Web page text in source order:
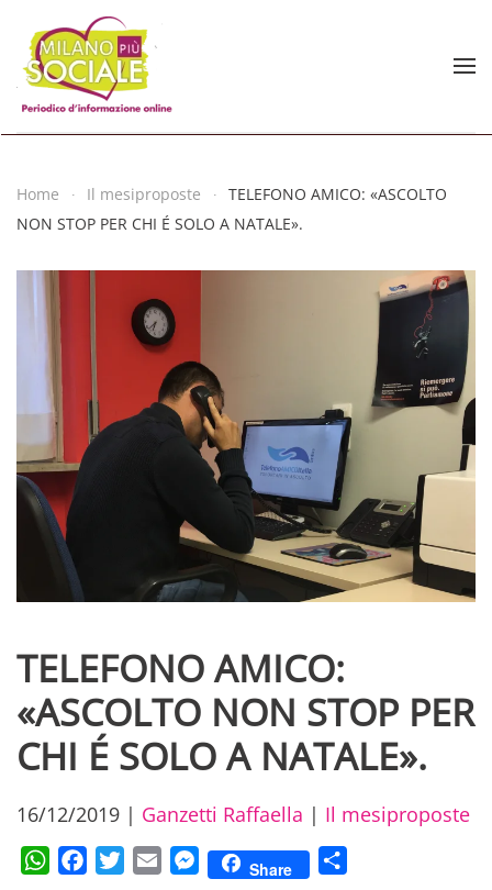
Skip to main content
Home Il mesiproposte
TELEFONO AMICO: «ASCOLTO
NON STOP PER CHI É SOLO A NATALE».
TELEFONO AMICO:
«ASCOLTO NON STOP PER
CHI É SOLO A NATALE».
16/12/2019 | Ganzetti Raffaella | Il mesiproposte
WhatsAppFacebookTwitterEmail Messenger
Share